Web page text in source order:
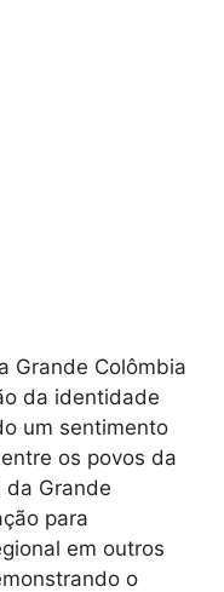
Grande Colômbia
da identidade
um sentimento
os povos da
da Grande
para
em outros
o